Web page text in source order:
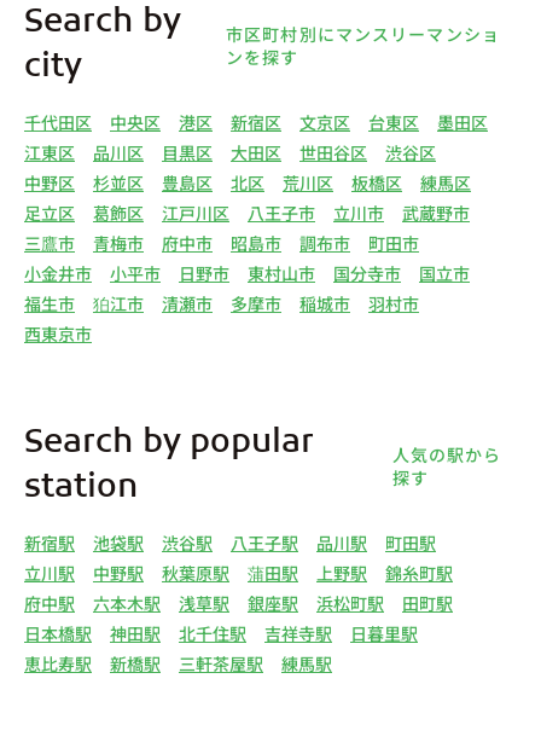
Search by
city
市区町村別にマンスリーマンショ
ンを探す
千代田区 中央区 港区 新宿区 文京区 台東区
墨田区
江東区
品川区 目黒区 大田区 世田谷区
渋谷区
中野区
杉並区 豊島区 北区 荒川区 板橋区
練馬区
足立区
葛飾区 江戸川区 八王子市 立川市
武蔵野市
三鷹市
青梅市 府中市 昭島市 調布市
町田市
小金井市
小平市 日野市 東村山市 国分寺市
国立市
福生市
狛江市 清瀬市 多摩市 稲城市
羽村市
西東京市
Search by popular
station
人気の駅から
探す
新宿駅 池袋駅 渋谷駅 八王子駅 品川駅
町田駅
立川駅
中野駅 秋葉原駅 蒲田駅 上野駅
錦糸町駅
府中駅
六本木駅 浅草駅 銀座駅 浜松町駅
田町駅
日本橋駅
神田駅 北千住駅 吉祥寺駅
日暮里駅
恵比寿駅
新橋駅 三軒茶屋駅 練馬駅